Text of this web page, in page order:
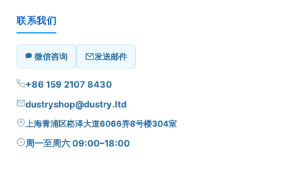
联系我们
微信咨询 发送邮件
+86 159 2107 8430
dustryshop@dustry.ltd
上海青浦区崧泽大道6066弄8号楼304室
周一至周六 09:00–18:00